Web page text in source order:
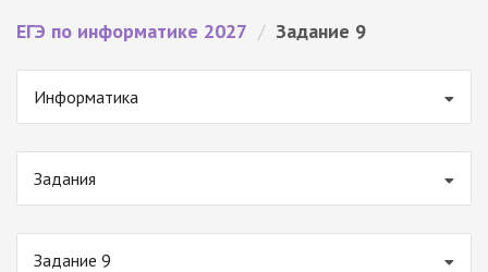
ЕГЭ по информатике 2027 / Задание 9
Информатика
Задания
Задание 9